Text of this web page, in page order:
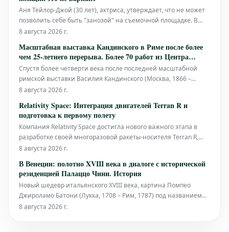
амбициозная распределе
Аня Тейлор-Джой (30 лет), актриса, утверждает, что не может
позволить себе быть "занозой" на съемочной площадке. В
одном вирусном отрывке из интервью на YouTube она
используют методную актерскую игру, потому что нам
приходится заботиться о
8 августа 2026 г.
Масштабная выставка Кандинского в Риме после более
чем 25-летнего перерыва. Более 70 работ из Центра
Помпиду в Палаццо Бонапарте
Спустя более четверти века после последней масштабной
римской выставки Василия Кандинского (Москва, 1866 –
Нёйи-сюр-Сен, Франция, 1944), Палаццо Бонапарте в Риме
Экспозиция подробно освещает творческий и жизненный
путь великого русского худож
8 августа 2026 г.
Relativity Space: Интеграция двигателей Terran R и
подготовка к первому полету
Компания Relativity Space достигла нового важного этапа в
разработке своей многоразовой ракеты-носителя Terran R,
приступив к интеграции двигателей в силовую структуру
своем сообщении, заявив: «Началась интеграция двигателей.
Первые двиг
8 августа 2026 г.
В Венеции: полотно XVIII века в диалоге с исторической
резиденцией Палаццо Чини. История
Новый шедевр итальянского XVIII века, картина Помпео
Джироламо Батони (Лукка, 1708 – Рим, 1787) под названием
«Минерва вдыхает душу в человеческую фигуру,
8 августа 2026 г.